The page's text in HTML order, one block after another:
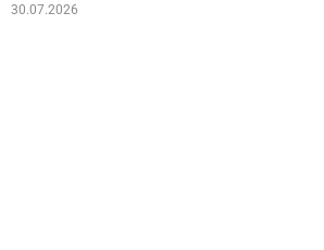
30.07.2026